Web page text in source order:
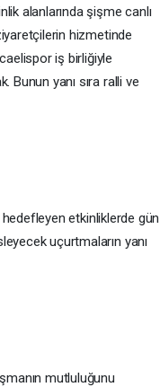
alanlarında şişme canlı
hizmetinde
iş birliğiyle
Bunun yanı sıra ralli ve
etkinliklerde gün
uçurtmaların yanı
mutluluğunu